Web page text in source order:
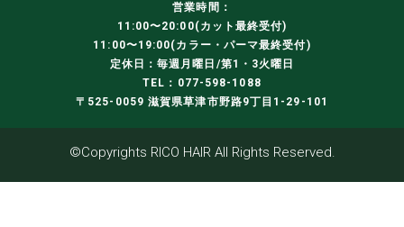
営業時間：
11:00〜20:00(カット最終受付)
11:00〜19:00(カラー・パーマ最終受付)
定休日：毎週月曜日/第1・3火曜日
TEL：077-598-1088
〒525-0059 滋賀県草津市野路9丁目1-29-101
©Copyrights RICO HAIR All Rights Reserved.